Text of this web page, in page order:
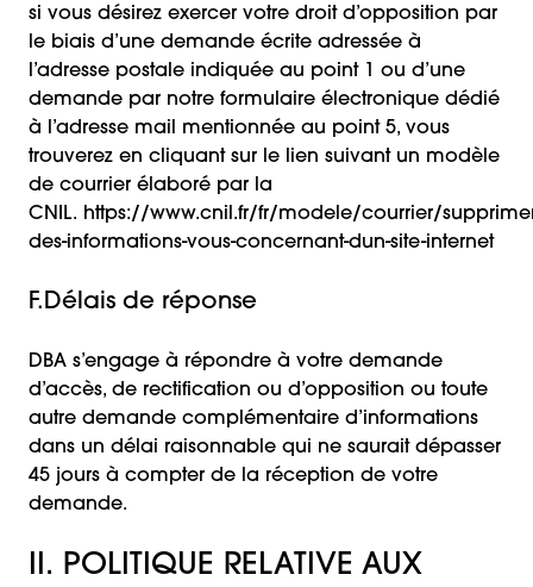
si vous désirez exercer votre droit d’opposition par
le biais d’une demande écrite adressée à
l’adresse postale indiquée au point 1 ou d’une
demande par notre formulaire électronique dédié
à l’adresse mail mentionnée au point 5, vous
trouverez en cliquant sur le lien suivant un modèle
de courrier élaboré par la
CNIL. https://www.cnil.fr/fr/modele/courrier/
des-informations-vous-concernant-dun-site-internet
F.Délais de réponse
DBA s’engage à répondre à votre demande
d’accès, de rectification ou d’opposition ou toute
autre demande complémentaire d’informations
dans un délai raisonnable qui ne saurait dépasser
45 jours à compter de la réception de votre
demande.
II. POLITIQUE RELATIVE AUX